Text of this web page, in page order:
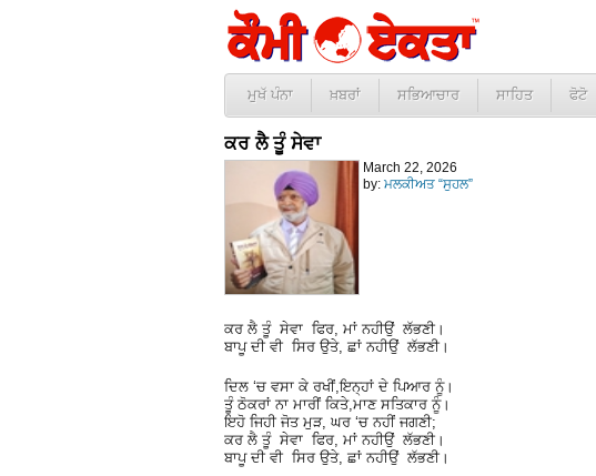
ਮੁਖੱ ਪੰਨਾ ਖ਼ਬਰਾਂ ਸਭਿਆਚਾਰ ਸਾਹਿਤ ਫੋਟੋ
ਕਰ ਲੈ ਤੂੰ ਸੇਵਾ
March 22, 2026
by: ਮਲਕੀਅਤ “ਸੁਹਲ”
ਕਰ ਲੈ ਤੂੰ ਸੇਵਾ ਫਿਰ, ਮਾਂ ਨਹੀਉਂ ਲੱਭਣੀ।
ਬਾਪੂ ਦੀ ਵੀ ਸਿਰ ਉਤੇ, ਛਾਂ ਨਹੀਉਂ ਲੱਭਣੀ।
ਦਿਲ ‘ਚ ਵਸਾ ਕੇ ਰਖੀਂ,ਇਨ੍ਹਾਂ ਦੇ ਪਿਆਰ ਨੂੰ।
ਤੂੰ ਠੋਕਰਾਂ ਨਾ ਮਾਰੀਂ ਕਿਤੇ,ਮਾਣ ਸਤਿਕਾਰ ਨੂੰ।
ਇਹੋ ਜਿਹੀ ਜੋਤ ਮੁੜ, ਘਰ ‘ਚ ਨਹੀਂ ਜਗਣੀ;
ਕਰ ਲੈ ਤੂੰ ਸੇਵਾ ਫਿਰ, ਮਾਂ ਨਹੀਉਂ ਲੱਭਣੀ।
ਬਾਪੂ ਦੀ ਵੀ ਸਿਰ ਉਤੇ, ਛਾਂ ਨਹੀਉਂ ਲੱਭਣੀ।